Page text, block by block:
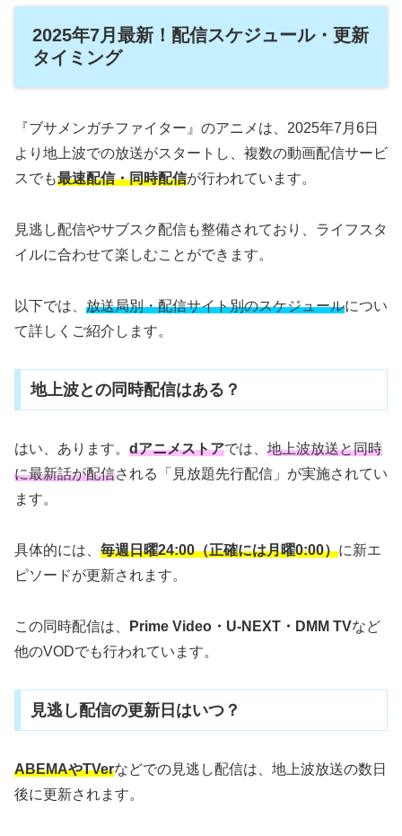
2025年7月最新！配信スケジュール・更新
タイミング
『ブサメンガチファイター』のアニメは、2025年7月6日
より地上波での放送がスタートし、複数の動画配信サービ
スでも最速配信・同時配信が行われています。
見逃し配信やサブスク配信も整備されており、ライフスタ
イルに合わせて楽しむことができます。
以下では、 放送局別・配信サイト別のスケジュールについ
て詳しくご紹介します。
地上波との同時配信はある？
はい、あります。 dアニメストアでは、 地上波放送と同時
に最新話が配信される「見放題先行配信」が実施されてい
ます。
具体的には、 毎週日曜24:00（正確には月曜0:00）に新エ
ピソードが更新されます。
この同時配信は、 Prime Video・U-NEXT・DMM TVなど
他のVODでも行われています。
見逃し配信の更新日はいつ？
ABEMAやTVerなどでの見逃し配信は、地上波放送の数日
後に更新されます。